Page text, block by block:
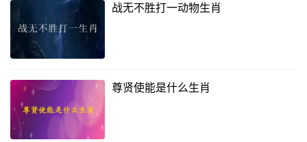
战无不胜打一动物生肖
尊贤使能是什么生肖